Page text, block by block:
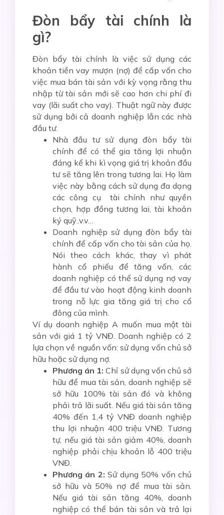
Đòn bẩy tài chính là
gì?
Đòn bẩy tài chính là việc sử dụng các
khoản tiền vay mượn (nợ) để cấp vốn cho
việc mua bán tài sản với kỳ vọng rằng thu
nhập từ tài sản mới sẽ cao hơn chi phí đi
vay (lãi suất cho vay). Thuật ngữ này được
sử dụng bởi cả doanh nghiệp lẫn các nhà
đầu tư:
Nhà đầu tư sử dụng đòn bẩy tài
chính để có thể gia tăng lợi nhuận
đáng kể khi kì vọng giá trị khoản đầu
tư sẽ tăng lên trong tương lai. Họ làm
việc này bằng cách sử dụng đa dạng
các công cụ tài chính như quyền
chọn, hợp đồng tương lai, tài khoản
ký quỹ..v.v…
Doanh nghiệp sử dụng đòn bẩy tài
chính để cấp vốn cho tài sản của họ.
Nói theo cách khác, thay vì phát
hành cổ phiếu để tăng vốn, các
doanh nghiệp có thể sử dụng nợ vay
để đầu tư vào hoạt động kinh doanh
trong nỗ lực gia tăng giá trị cho cổ
đông của mình.
Ví dụ doanh nghiệp A muốn mua một tài
sản với giá 1 tỷ VNĐ. Doanh nghiệp có 2
lựa chọn về nguồn vốn: sử dụng vốn chủ sở
hữu hoặc sử dụng nợ.
Phương án 1: Chỉ sử dụng vốn chủ sở
hữu để mua tài sản, doanh nghiệp sẽ
sở hữu 100% tài sản đó và không
phải trả lãi suất. Nếu giá tài sản tăng
40% đến 1,4 tỷ VNĐ doanh nghiệp
thu lợi nhuận 400 triệu VNĐ. Tương
tự, nếu giá tài sản giảm 40%, doanh
nghiệp phải chịu khoản lỗ 400 triệu
VNĐ.
Phương án 2: Sử dụng 50% vốn chủ
sở hữu và 50% nợ để mua tài sản.
Nếu giá tài sản tăng 40%, doanh
nghiệp có thể bán tài sản và trả lại